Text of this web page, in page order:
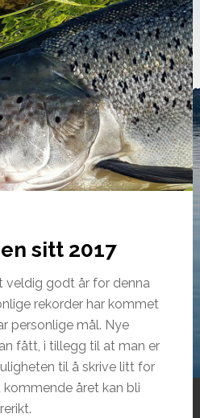
sitt 2017
veldig godt år for denna
rekorder har kommet
personlige mål. Nye
fått, i tillegg til at man er
til å skrive litt for
kommende året kan bli